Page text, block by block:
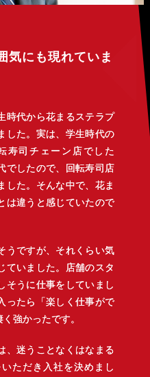
気にも現れていま
時代から花まるステラプ
した。実は、学生時代の
寿司チェーン店でした
でしたので、回転寿司店
した。そんな中で、花ま
は違うと感じていたので
うですが、それくらい気
ていました。店舗のスタ
そうに仕事をしていまし
ったら「楽しく仕事がで
強かったです。
、迷うことなくはなまる
ただき入社を決めまし